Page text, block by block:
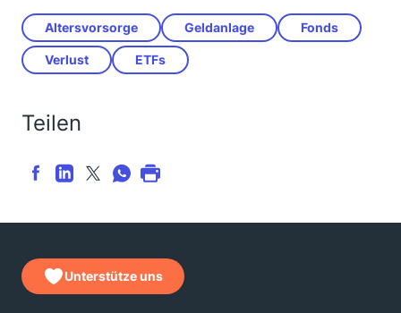
Altersvorsorge Geldanlage Fonds
Verlust ETFs
Teilen
Unterstütze uns